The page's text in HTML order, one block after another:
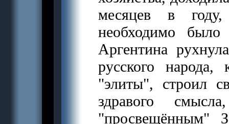
месяцев в году,
необходимо
Аргентина
русского
"элиты", строил
здравого
"просвещённым"